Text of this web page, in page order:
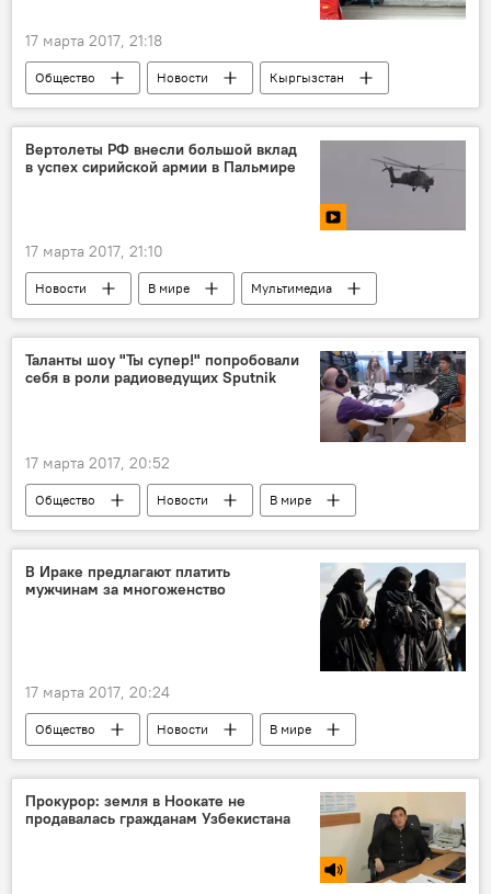
17 марта 2017, 21:18
Общество Новости
Кыргызстан
экономика
Бишкек
ОАО "Айыл Банк"
аренда офис
Вертолеты РФ внесли большой вклад
в успех сирийской армии в Пальмире
17 марта 2017, 21:10
Новости В мире
Мультимедиа
Видеоклуб
учения вертолет
Таланты шоу "Ты супер!" попробовали
себя в роли радиоведущих Sputnik
17 марта 2017, 20:52
Общество Новости
В мире
Культура
Пресс-релизы
конкурс "Ты супер!"
Кыргызстанец на шоу "Ты супер" на НТВ
В Ираке предлагают платить
мужчинам за многоженство
17 марта 2017, 20:24
Общество Новости
В мире
Ирак
многоженство
Прокурор: земля в Ноокате не
продавалась гражданам Узбекистана